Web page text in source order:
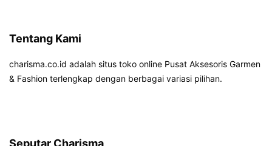
Tentang Kami
charisma.co.id adalah situs toko online Pusat Aksesoris Garmen
& Fashion terlengkap dengan berbagai variasi pilihan.
Seputar Charisma